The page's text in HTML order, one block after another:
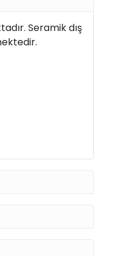
Seramik dış